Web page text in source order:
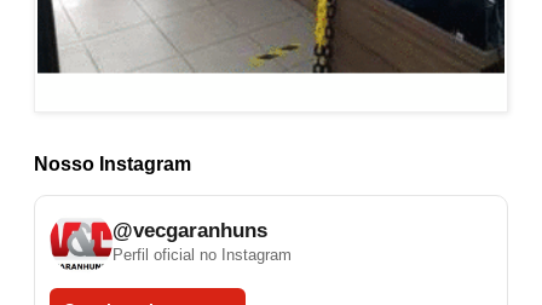
Nosso Instagram
@vecgaranhuns
Perfil oficial no Instagram